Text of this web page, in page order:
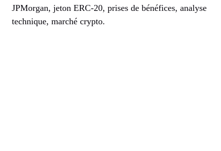
JPMorgan, jeton ERC-20, prises de bénéfices, analyse
technique, marché crypto.